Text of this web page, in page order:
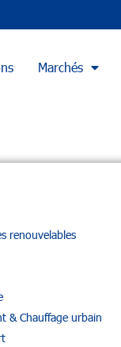
Marchés
renouvelables
& Chauffage urbain